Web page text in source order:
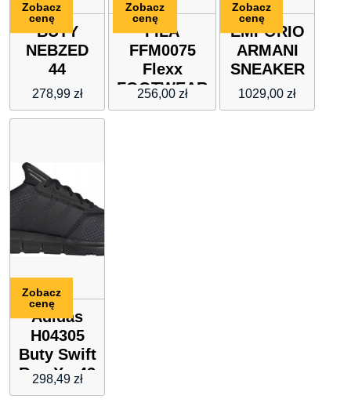
BUTY
NEBZED
44
278,99 zł
Zobacz
cenę
FILA
FFM0075
Flexx
FOOTWEAR
256,00 zł
Zobacz
cenę
EMPORIO
ARMANI
SNEAKER
1029,00 zł
Zobacz
cenę
Adidas
H04305
Buty Swift
Run X r.42
298,49 zł
Zobacz
cenę